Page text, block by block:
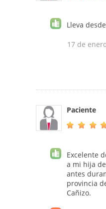
Lleva
17 de
Paciente
Excelente
a mi hija
antes
provincia
Cañizo.